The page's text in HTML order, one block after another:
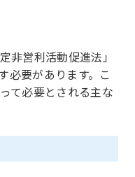
非営利活動促進法」
必要があります。こ
て必要とされる主な